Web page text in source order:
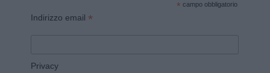
* campo obbligatorio
Indirizzo email *
Privacy